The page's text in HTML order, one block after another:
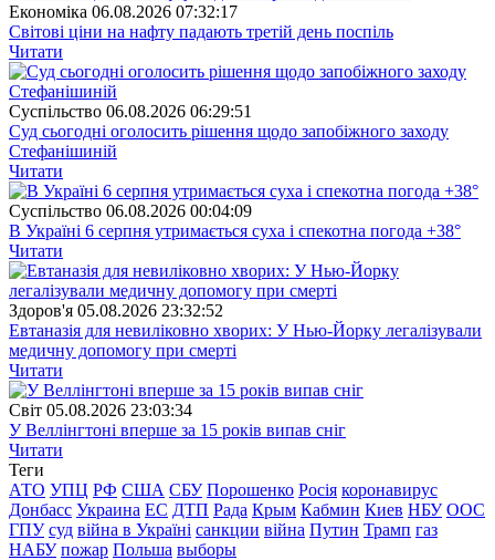
Економіка 06.08.2026 07:32:17
Світові ціни на нафту падають третій день поспіль
Читати
Суспiльство 06.08.2026 06:29:51
Суд сьогодні оголосить рішення щодо запобіжного заходу
Стефанішиній
Читати
Суспiльство 06.08.2026 00:04:09
В Україні 6 серпня утримається суха і спекотна погода +38°
Читати
Здоров'я 05.08.2026 23:32:52
Евтаназія для невиліковно хворих: У Нью-Йорку легалізували
медичну допомогу при смерті
Читати
Свiт 05.08.2026 23:03:34
У Веллінгтоні вперше за 15 років випав сніг
Читати
Теги
АТО УПЦ РФ США СБУ Порошенко Росія коронавирус
Донбасс Украина ЕС ДТП Рада Крым Кабмин Киев НБУ ООС
ГПУ суд війна в Україні санкции війна Путин Трамп газ
НАБУ пожар Польша выборы